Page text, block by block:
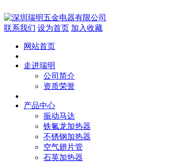
联系我们 设为首页 加入收藏
网站首页
走进瑞明
公司简介
资质荣誉
产品中心
振动马达
铁氟龙加热器
不锈钢加热器
空气翅片管
石英加热器